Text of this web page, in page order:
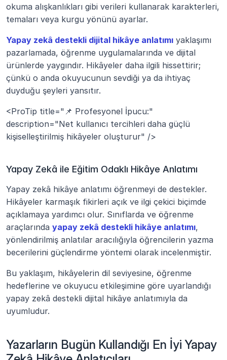
okuma alışkanlıkları gibi verileri kullanarak karakterleri,
temaları veya kurgu yönünü ayarlar.
Yapay zekâ destekli dijital hikâye anlatımı yaklaşımı
pazarlamada, öğrenme uygulamalarında ve dijital
ürünlerde yaygındır. Hikâyeler daha ilgili hissettirir;
çünkü o anda okuyucunun sevdiği ya da ihtiyaç
duyduğu şeyleri yansıtır.
<ProTip title="📌 Profesyonel İpucu:"
description="Net kullanıcı tercihleri daha güçlü
kişiselleştirilmiş hikâyeler oluşturur" />
Yapay Zekâ ile Eğitim Odaklı Hikâye Anlatımı
Yapay zekâ hikâye anlatımı öğrenmeyi de destekler.
Hikâyeler karmaşık fikirleri açık ve ilgi çekici biçimde
açıklamaya yardımcı olur. Sınıflarda ve öğrenme
araçlarında yapay zekâ destekli hikâye anlatımı,
yönlendirilmiş anlatılar aracılığıyla öğrencilerin yazma
becerilerini güçlendirme yöntemi olarak incelenmiştir.
Bu yaklaşım, hikâyelerin dil seviyesine, öğrenme
hedeflerine ve okuyucu etkileşimine göre uyarlandığı
yapay zekâ destekli dijital hikâye anlatımıyla da
uyumludur.
Yazarların Bugün Kullandığı En İyi Yapay